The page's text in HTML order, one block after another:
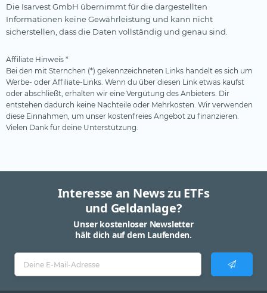
Die Isarvest GmbH übernimmt für die dargestellten
Informationen keine Gewährleistung und kann nicht
sicherstellen, dass die Daten vollständig und genau sind.
Affiliate Hinweis *
Bei den mit Sternchen (*) gekennzeichneten Links handelt es sich um
Werbe- oder Affiliate-Links. Wenn du über diesen Link etwas kaufst
oder abschließt, erhalten wir eine Vergütung des Anbieters. Dir
entstehen dadurch keine Nachteile oder Mehrkosten. Wir verwenden
diese Einnahmen, um unser kostenfreies Angebot zu finanzieren.
Vielen Dank für deine Unterstützung.
Interesse an News zu ETFs
und Geldanlage?
Unser kostenloser Newsletter
hält dich auf dem Laufenden.